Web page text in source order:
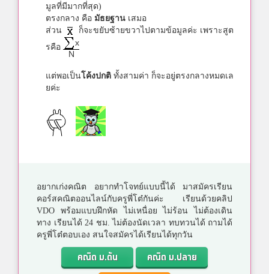
มูลที่มีมากที่สุด)
ตรงกลาง คือ มัธยฐาน เสมอ
ส่วน
ก็จะขยับซ้ายขวาไปตามข้อมูลค่ะ เพราะสูต
รคือ
x
N
แต่พอเป็น โค้งปกติ ทั้งสามค่า ก็จะอยู่ตรงกลางหมดเล
ยค่ะ
อยากเก่งคณิต อยากทำโจทย์แบบนี้ได้ มาสมัครเรียน
คอร์สคณิตออนไลน์กับครูพี่โต๋กันค่ะ เรียนด้วยคลิป
VDO พร้อมแบบฝึกหัด ไม่เหนื่อย ไม่ร้อน ไม่ต้องเดิน
ทาง เรียนได้ 24 ชม. ไม่ต้องนัดเวลา ทบทวนได้ ถามได้
ครูพี่โต๋ตอบเอง สนใจสมัครได้เรียนได้ทุกวัน
คณิต ม.ต้น
คณิต ม.ปลาย